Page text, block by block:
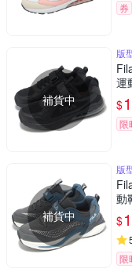
券
補貨中
版
運
$
限
補貨中
版
動
$
限